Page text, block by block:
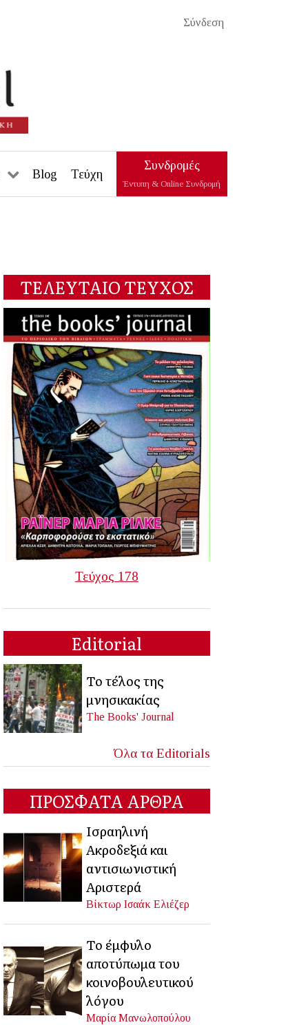
Σύνδεση
Blog Τεύχη
Συνδρομές
Έντυπη & Online Συνδρομή
ΤΕΛΕΥΤΑΙΟ ΤΕΥΧΟΣ
Τεύχος 178
Editorial
Το τέλος της
μνησικακίας
The Books' Journal
Όλα τα Editorials
ΠΡΟΣΦΑΤΑ ΑΡΘΡΑ
Ισραηλινή
Ακροδεξιά και
αντισιωνιστική
Αριστερά
Βίκτωρ Ισαάκ Ελιέζερ
Το έμφυλο
αποτύπωμα του
κοινοβουλευτικού
λόγου
Μαρία Μανωλοπούλου